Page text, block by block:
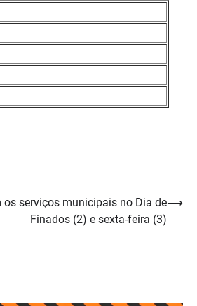
serviços municipais no Dia de
Finados (2) e sexta-feira (3)
⟶